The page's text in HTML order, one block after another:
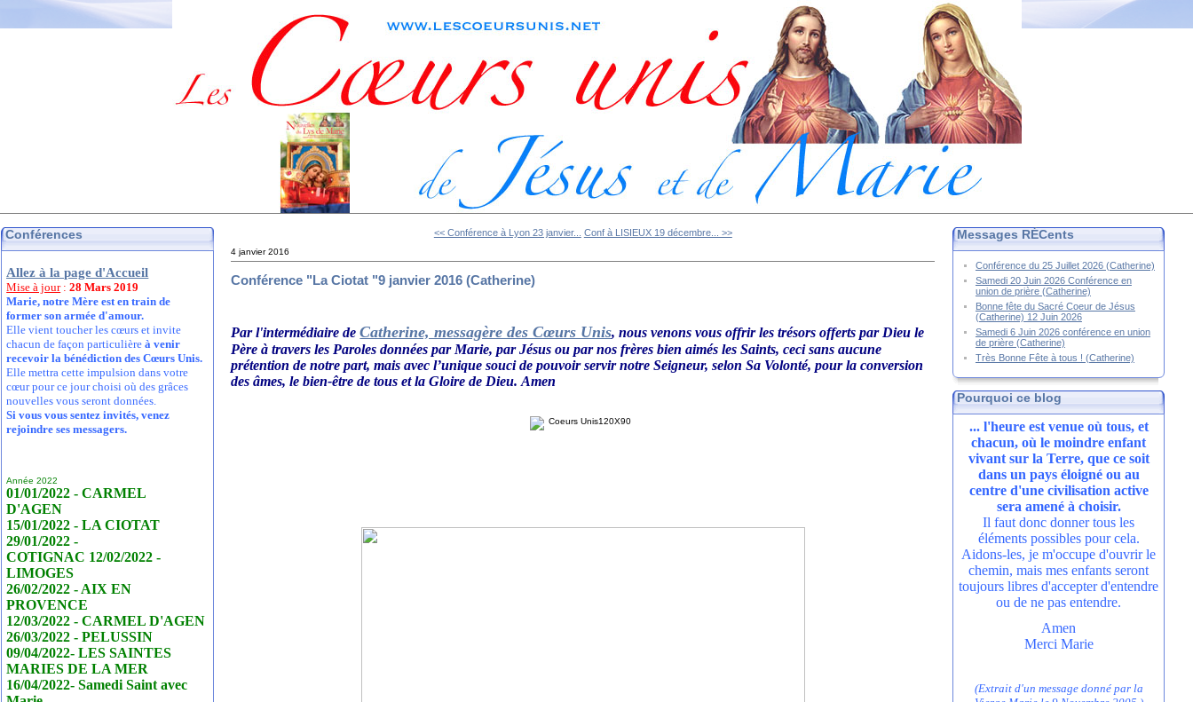
Conférences
Allez à la page d'Accueil
Mise à jour:28 Mars 2019
Marie, notre Mère est en train de
former son armée d'amour.
Elle vient toucher les cœurs et invite
chacun de façon particulièreà venir
recevoir la bénédiction des Cœurs Unis.
Elle mettra cette impulsion dans votre
cœur pour ce jour choisi où des grâces
nouvelles vous seront données.
Si vous vous sentez invités, venez
rejoindre ses messagers.
Année 2022
01/01/2022 - CARMEL
D'AGEN
15/01/2022 - LA CIOTAT
29/01/2022 -
COTIGNAC 12/02/2022 -
LIMOGES
26/02/2022 - AIX EN
PROVENCE
12/03/2022 - CARMEL D'AGEN
26/03/2022 - PELUSSIN
09/04/2022- LES SAINTES
MARIES DE LA MER
16/04/2022- Samedi Saint avec
<< Conférence à Lyon 23 janvier... Conf à LISIEUX 19 décembre... >>
4 janvier 2016
Conférence "La Ciotat "9 janvier 2016 (Catherine)
Par l'intermédiaire deCatherine, messagère des Cœurs Unis, nous venons vous offrir les trésors offerts par Dieu le
Père à travers les Paroles données par Marie, par Jésus ou par nos frères bien aimés les Saints, ceci sans aucune
prétention de notre part, mais avec l’unique souci de pouvoir servir notre Seigneur, selon Sa Volonté, pour la conversion
des âmes, le bien-être de tous et la Gloire de Dieu. Amen
Messages RÉCents
Conférence du 25 Juillet 2026 (Catherine)
Samedi 20 Juin 2026 Conférence en
union de prière (Catherine)
Bonne fête du Sacré Coeur de Jésus
(Catherine) 12 Juin 2026
Samedi 6 Juin 2026 conférence en union
de prière (Catherine)
Très Bonne Fête à tous ! (Catherine)
Pourquoi ce blog
... l'heure est venue où tous, et
chacun, où le moindre enfant
vivant sur la Terre, que ce soit
dans un pays éloigné ou au
centre d'une civilisation active
sera amené à choisir.
Il faut donc donner tous les
éléments possibles pour cela.
Aidons-les, je m'occupe d'ouvrir le
chemin, mais mes enfants seront
toujours libres d'accepter d'entendre
ou de ne pas entendre.
Amen
Merci Marie
(Extrait d'un message donné par la